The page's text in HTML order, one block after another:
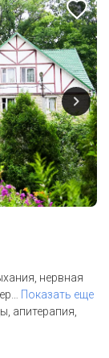
нервная
Показать еще
апитерапия,